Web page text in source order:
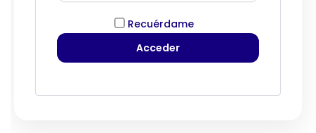
Recuérdame